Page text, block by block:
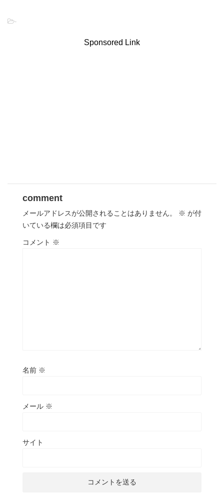
-
Sponsored Link
comment
メールアドレスが公開されることはありません。 ※ が付
いている欄は必須項目です
コメント ※
名前 ※
メール ※
サイト